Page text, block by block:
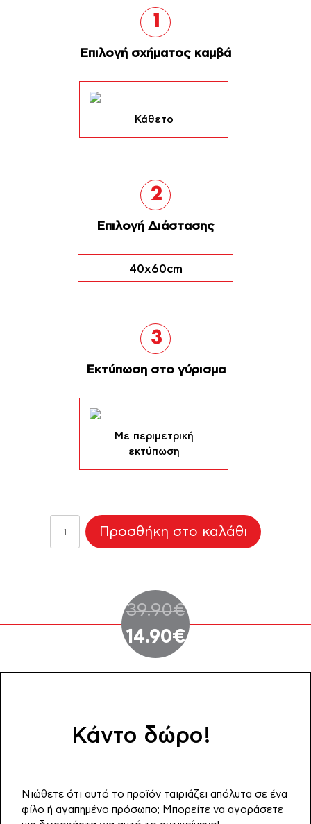
1
Επιλογή σχήματος καμβά
Κάθετο
2
Επιλογή Διάστασης
40x60cm
3
Eκτύπωση στο γύρισμα
Με περιμετρική
εκτύπωση
39.90€Original
price
14.90€Η
14.90€.
Καμβάς
Προσθήκη στο καλάθι
Κάντο δώρο!
Νιώθετε ότι αυτό το προϊόν ταιριάζει απόλυτα σε ένα
φίλο ή αγαπημένο πρόσωπο; Μπορείτε να αγοράσετε